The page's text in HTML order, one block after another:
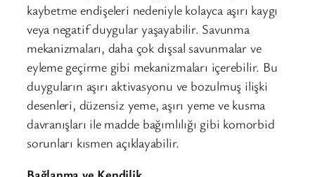
kaybetme endişeleri nedeniyle kolayca aşırı kaygı
veya negatif duygular yaşayabilir. Savunma
mekanizmaları, daha çok dışsal savunmalar ve
eyleme geçirme gibi mekanizmaları içerebilir. Bu
duyguların aşırı aktivasyonu ve bozulmuş ilişki
desenleri, düzensiz yeme, aşırı yeme ve kusma
davranışları ile madde bağımlılığı gibi komorbid
sorunları kısmen açıklayabilir.